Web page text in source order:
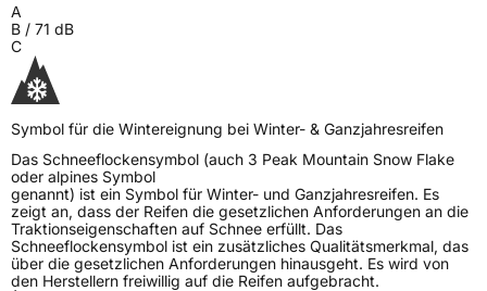
A
B / 71 dB
C
Symbol für die Wintereignung bei Winter- & Ganzjahresreifen
Das Schneeflockensymbol (auch 3 Peak Mountain Snow Flake
oder alpines Symbol
genannt) ist ein Symbol für Winter- und Ganzjahresreifen. Es
zeigt an, dass der Reifen die gesetzlichen Anforderungen an die
Traktionseigenschaften auf Schnee erfüllt. Das
Schneeflockensymbol ist ein zusätzliches Qualitätsmerkmal, das
über die gesetzlichen Anforderungen hinausgeht. Es wird von
den Herstellern freiwillig auf die Reifen aufgebracht.